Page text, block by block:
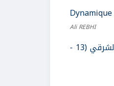
Ali REBHI
الجمع بين تربية الماشية و الزراعات المسقية. ضرورة أم اختيار في منطقة أقصى شمال الشط الشرقي (13 -